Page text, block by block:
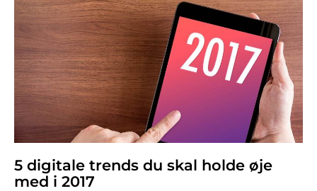
5 digitale trends du skal holde øje
med i 2017